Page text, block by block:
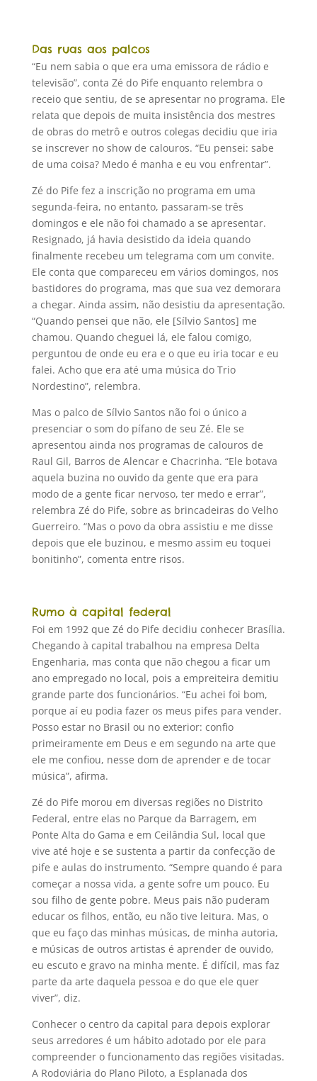
Das ruas aos palcos
“Eu nem sabia o que era uma emissora de rádio e
televisão”, conta Zé do Pife enquanto relembra o
receio que sentiu, de se apresentar no programa. Ele
relata que depois de muita insistência dos mestres
de obras do metrô e outros colegas decidiu que iria
se inscrever no show de calouros. “Eu pensei: sabe
de uma coisa? Medo é manha e eu vou enfrentar”.
Zé do Pife fez a inscrição no programa em uma
segunda-feira, no entanto, passaram-se três
domingos e ele não foi chamado a se apresentar.
Resignado, já havia desistido da ideia quando
finalmente recebeu um telegrama com um convite.
Ele conta que compareceu em vários domingos, nos
bastidores do programa, mas que sua vez demorara
a chegar. Ainda assim, não desistiu da apresentação.
“Quando pensei que não, ele [Sílvio Santos] me
chamou. Quando cheguei lá, ele falou comigo,
perguntou de onde eu era e o que eu iria tocar e eu
falei. Acho que era até uma música do Trio
Nordestino”, relembra.
Mas o palco de Sílvio Santos não foi o único a
presenciar o som do pífano de seu Zé. Ele se
apresentou ainda nos programas de calouros de
Raul Gil, Barros de Alencar e Chacrinha. “Ele botava
aquela buzina no ouvido da gente que era para
modo de a gente ficar nervoso, ter medo e errar”,
relembra Zé do Pife, sobre as brincadeiras do Velho
Guerreiro. “Mas o povo da obra assistiu e me disse
depois que ele buzinou, e mesmo assim eu toquei
bonitinho”, comenta entre risos.
Rumo à capital federal
Foi em 1992 que Zé do Pife decidiu conhecer Brasília.
Chegando à capital trabalhou na empresa Delta
Engenharia, mas conta que não chegou a ficar um
ano empregado no local, pois a empreiteira demitiu
grande parte dos funcionários. “Eu achei foi bom,
porque aí eu podia fazer os meus pifes para vender.
Posso estar no Brasil ou no exterior: confio
primeiramente em Deus e em segundo na arte que
ele me confiou, nesse dom de aprender e de tocar
música”, afirma.
Zé do Pife morou em diversas regiões no Distrito
Federal, entre elas no Parque da Barragem, em
Ponte Alta do Gama e em Ceilândia Sul, local que
vive até hoje e se sustenta a partir da confecção de
pife e aulas do instrumento. “Sempre quando é para
começar a nossa vida, a gente sofre um pouco. Eu
sou filho de gente pobre. Meus pais não puderam
educar os filhos, então, eu não tive leitura. Mas, o
que eu faço das minhas músicas, de minha autoria,
e músicas de outros artistas é aprender de ouvido,
eu escuto e gravo na minha mente. É difícil, mas faz
parte da arte daquela pessoa e do que ele quer
viver”, diz.
Conhecer o centro da capital para depois explorar
seus arredores é um hábito adotado por ele para
compreender o funcionamento das regiões visitadas.
A Rodoviária do Plano Piloto, a Esplanada dos